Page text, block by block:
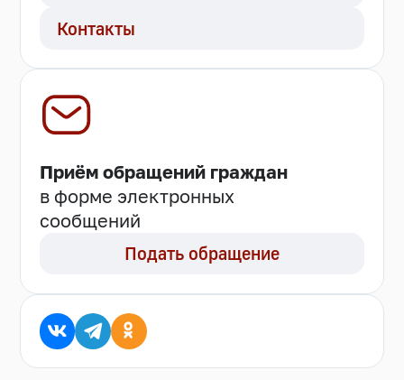
Контакты
Приём обращений граждан
в форме электронных
сообщений
Подать обращение